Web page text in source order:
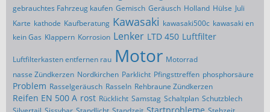
gebrauchtes Fahrzeug kaufen Gemisch Geräusch Holland Hülse Juli
Karte kathode Kaufberatung Kawasaki kawasaki500c kawasaki en
kein Gas Klappern Korrosion Lenker LTD 450 Luftfilter
Luftfilterkasten entfernen rau Motor Motorrad
nasse Zündkerzen Nordkirchen Parklicht Pfingsttreffen phosphorsäure
Problem Rasselgeräusch Rasseln Rehbraune Zündkerzen
Reifen EN 500 A rost Rücklicht Samstag Schaltplan Schutzblech